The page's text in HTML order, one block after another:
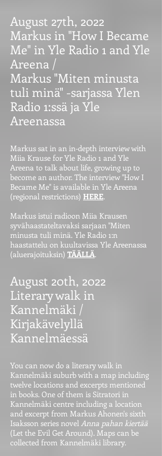
August 27th, 2022
Markus in "How I Became
Me" in Yle Radio 1 and Yle
Areena /
Markus "Miten minusta
tuli minä" -sarjassa Ylen
Radio 1:ssä ja Yle
Areenassa
Markus sat in an in-depth interview with
Miia Krause for Yle Radio 1 and Yle
Areena to talk about life, growing up to
become an author. The interview "How I
Became Me" is available in Yle Areena
(regional restrictions) HERE.
Markus istui radioon Miia Krausen
syvähaastateltavaksi sarjaan "Miten
minusta tuli minä. Yle Radio 1:n
haastattelu on kuultavissa Yle Areenassa
(aluerajoituksin) TÄÄLLÄ.
August 20th, 2022
Literary walk in
Kannelmäki /
Kirjakävelyllä
Kannelmäessä
You can now do a literary walk in
Kannelmäki suburb with a map including
twelve locations and excerpts mentioned
in books. One of them is Sitratori in
Kannelmäki centre including a location
and excerpt from Markus Ahonen's sixth
Isaksson series novel Anna pahan kiertää
(Let the Evil Get Around). Maps can be
collected from Kannelmäki library.